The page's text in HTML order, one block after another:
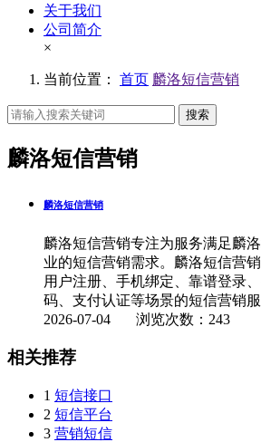
关于我们
公司简介
×
当前位置： 首页 麟洛短信营销
搜索
麟洛短信营销
麟洛短信营销
麟洛短信营销专注为服务满足麟
业的短信营销需求。麟洛短信营
用户注册、手机绑定、靠谱登录
码、支付认证等场景的短信营销服
2026-07-04 浏览次数：243
相关推荐
1 短信接口
2 短信平台
3 营销短信